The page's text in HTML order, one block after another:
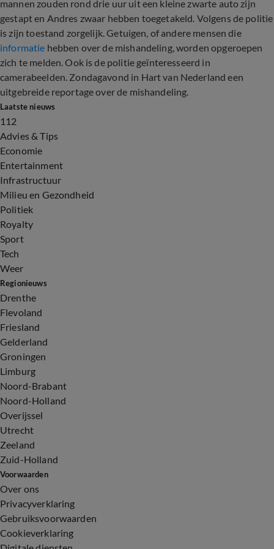
mannen zouden rond drie uur uit een kleine zwarte auto zijn
gestapt en Andres zwaar hebben toegetakeld. Volgens de politie
is zijn toestand zorgelijk. Getuigen, of andere mensen die
informatie hebben over de mishandeling, worden opgeroepen
zich te melden. Ook is de politie geïnteresseerd in
camerabeelden. Zondagavond in Hart van Nederland een
uitgebreide reportage over de mishandeling.
Laatste nieuws
112
Advies & Tips
Economie
Entertainment
Infrastructuur
Milieu en Gezondheid
Politiek
Royalty
Sport
Tech
Weer
Regionieuws
Drenthe
Flevoland
Friesland
Gelderland
Groningen
Limburg
Noord-Brabant
Noord-Holland
Overijssel
Utrecht
Zeeland
Zuid-Holland
Voorwaarden
Over ons
Privacyverklaring
Gebruiksvoorwaarden
Cookieverklaring